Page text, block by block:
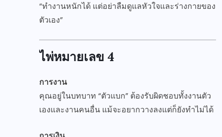
“ทำงานหนักได้ แต่อย่าลืมดูแลหัวใจและร่างกายของ
ตัวเอง”
ไพ่หมายเลข 4
การงาน
คุณอยู่ในบทบาท “ตัวแบก” ต้องรับผิดชอบทั้งงานตัว
เองและงานคนอื่น แม้จะอยากวางลงแต่ก็ยังทำไม่ได้